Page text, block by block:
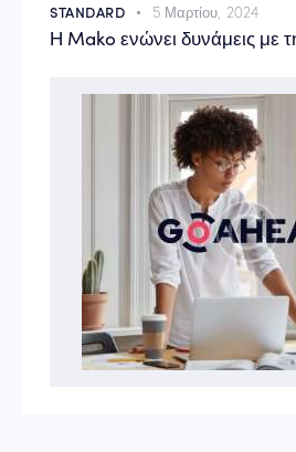
STANDARD 5 Μαρτίου, 2024
Η Mako ενώνει δυνάμεις με